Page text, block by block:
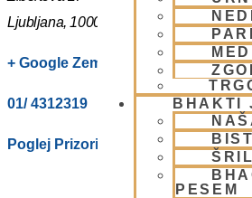
BHAKTI
PESEM
Ljubljana, 1000 Slovenia
+ Google Zemljevidi
01/ 4312319
Poglej Prizorišče spletno stran